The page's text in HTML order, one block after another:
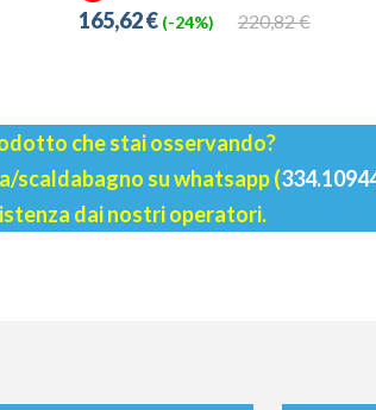
220,82 €
165,62 € (-24%)
che stai osservando?
scaldabagno su whatsapp (
dai nostri operatori.